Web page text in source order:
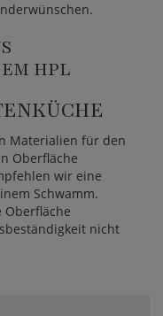
HPL
Materialien für den
Oberfläche
wir eine
Schwamm.
Oberfläche
nicht